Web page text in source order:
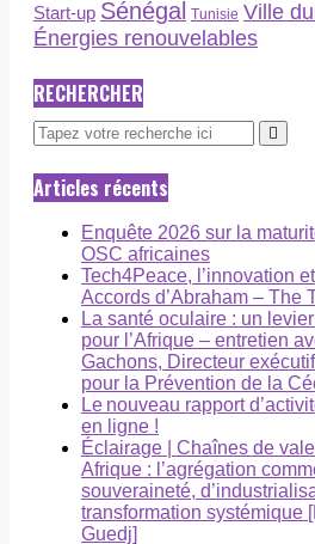
Start-up Sénégal Tunisie Ville
Énergies renouvelables
RECHERCHER
Articles récents
Enquête 2026 sur la
OSC africaines
Tech4Peace, l’innovation
Accords d’Abraham – The
La santé oculaire : un
pour l’Afrique – entretien
Gachons, Directeur
pour la Prévention de la
Le nouveau rapport
en ligne !
Éclairage | Chaînes de
Afrique : l’agrégation
souveraineté,
transformation systémique
Guedj]